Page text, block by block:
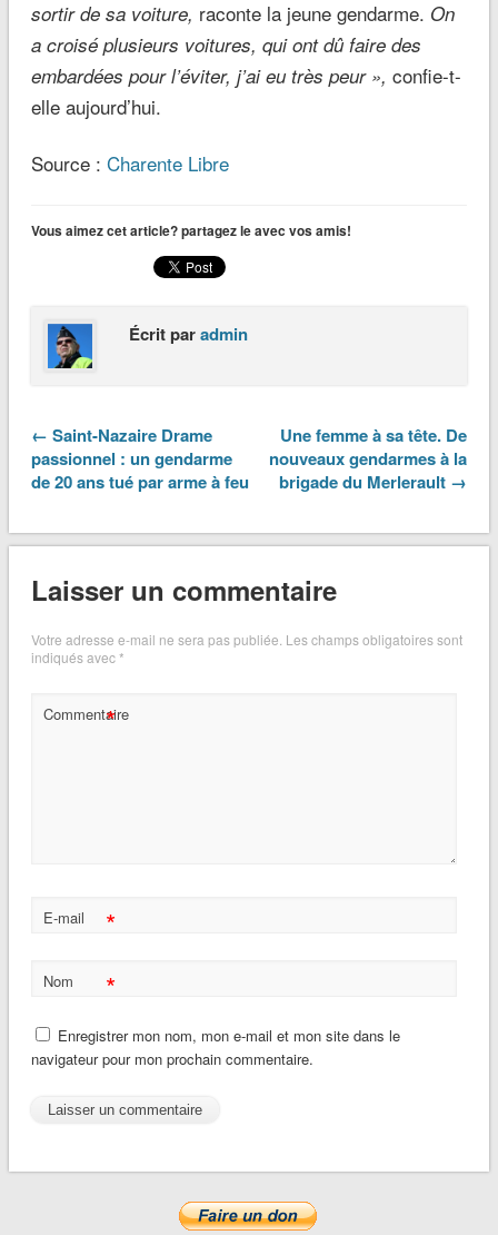
sortir de sa voiture, raconte la jeune gendarme. On
a croisé plusieurs voitures, qui ont dû faire des
embardées pour l’éviter, j’ai eu très peur », confie-t-
elle aujourd’hui.
Source : Charente Libre
Vous aimez cet article? partagez le avec vos amis!
Écrit paradmin
← Saint-Nazaire Drame
passionnel : un gendarme
de 20 ans tué par arme à feu
Une femme à sa tête. De
nouveaux gendarmes à la
brigade du Merlerault →
Laisser un commentaire
Votre adresse e-mail ne sera pas publiée. Les champs obligatoires sont
indiqués avec*
Commentaire
*
E-mail *
Nom *
Enregistrer mon nom, mon e-mail et mon site dans le
navigateur pour mon prochain commentaire.